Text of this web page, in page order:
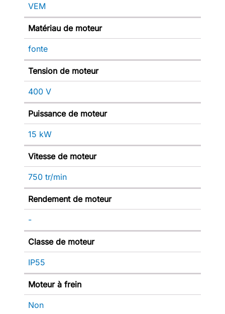
VEM
Matériau de moteur
fonte
Tension de moteur
400 V
Puissance de moteur
15 kW
Vitesse de moteur
750 tr/min
Rendement de moteur
-
Classe de moteur
IP55
Moteur à frein
Non